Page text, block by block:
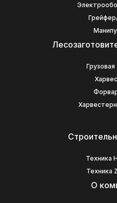
Грузовая
Техника
Техника
О